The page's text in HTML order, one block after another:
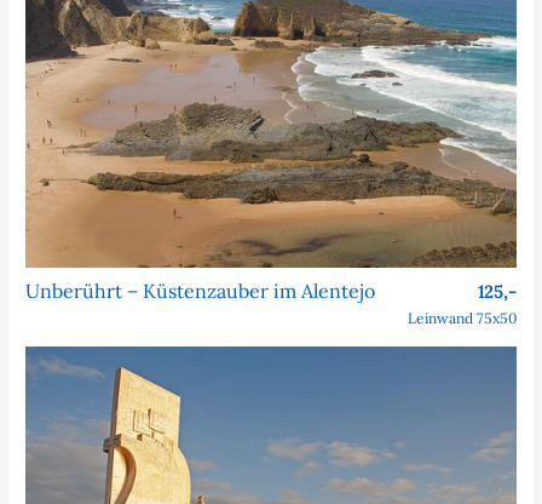
Unberührt – Küstenzauber im Alentejo 125,-
Leinwand 75x50